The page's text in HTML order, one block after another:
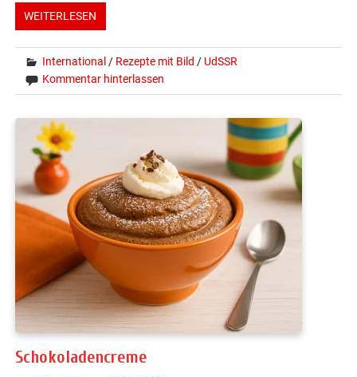
WEITERLESEN
International / Rezepte mit Bild / UdSSR
Kommentar hinterlassen
Schokoladencreme